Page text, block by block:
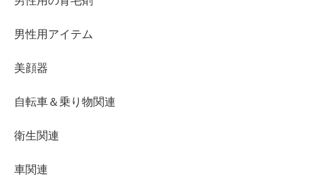
男性用アイテム
美顔器
自転車＆乗り物関連
衛生関連
車関連